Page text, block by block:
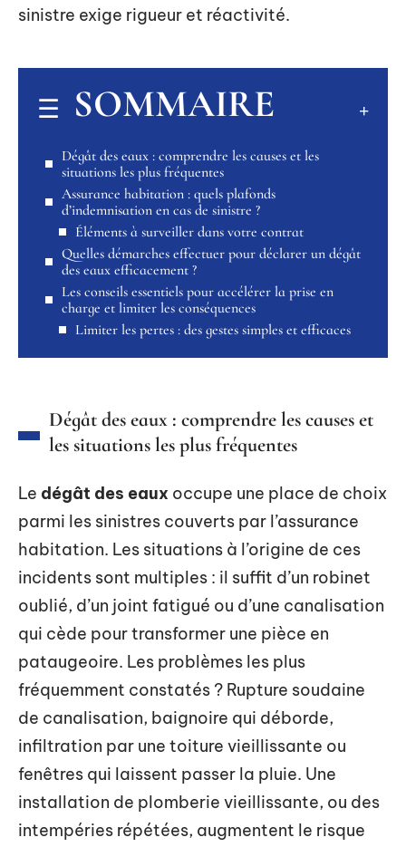
sinistre exige rigueur et réactivité.
SOMMAIRE
Dégât des eaux : comprendre les causes et les
situations les plus fréquentes
Assurance habitation : quels plafonds
d’indemnisation en cas de sinistre ?
Éléments à surveiller dans votre contrat
Quelles démarches effectuer pour déclarer un dégât
des eaux efficacement ?
Les conseils essentiels pour accélérer la prise en
charge et limiter les conséquences
Limiter les pertes : des gestes simples et efficaces
Dégât des eaux : comprendre les causes et
les situations les plus fréquentes
Le dégât des eaux occupe une place de choix
parmi les sinistres couverts par l’assurance
habitation. Les situations à l’origine de ces
incidents sont multiples : il suffit d’un robinet
oublié, d’un joint fatigué ou d’une canalisation
qui cède pour transformer une pièce en
pataugeoire. Les problèmes les plus
fréquemment constatés ? Rupture soudaine
de canalisation, baignoire qui déborde,
infiltration par une toiture vieillissante ou
fenêtres qui laissent passer la pluie. Une
installation de plomberie vieillissante, ou des
intempéries répétées, augmentent le risque